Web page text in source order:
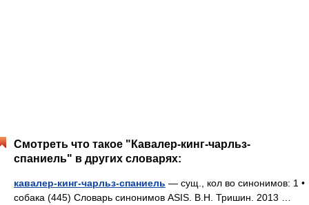
Смотреть что такое "Кавалер-кинг-чарльз-
спаниель" в других словарях:
кавалер-кинг-чарльз-спаниель — сущ., кол во синонимов: 1 •
собака (445) Словарь синонимов ASIS. В.Н. Тришин. 2013 …